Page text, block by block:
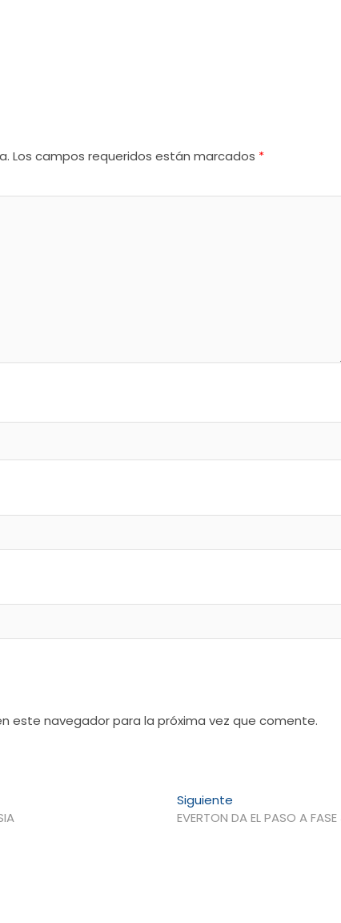
Los campos requeridos están marcados *
este navegador para la próxima vez que comente.
Siguiente
siguiente:
EVERTON DA EL PASO A FASE